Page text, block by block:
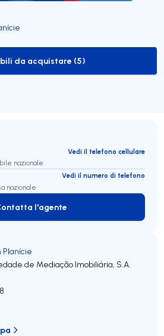
to-buy-listing
da acquistare (5)
Vedi il telefono cellulare
nazionale
Vedi il numero di telefono
nazionale
Contatta l'agente
l'agente
Planície
de Mediação Imobiliária, S.A.